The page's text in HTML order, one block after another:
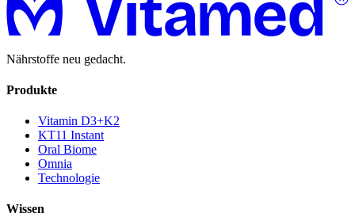
Nährstoffe neu gedacht.
Produkte
Vitamin D3+K2
KT11 Instant
Oral Biome
Omnia
Technologie
Wissen